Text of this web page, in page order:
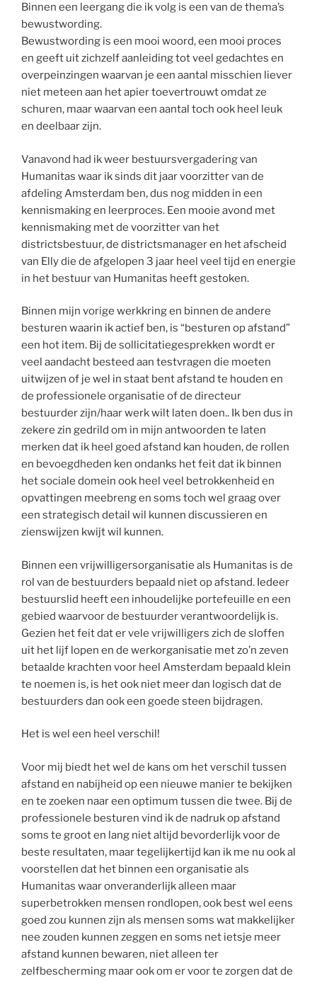
Binnen een leergang die ik volg is een van de thema’s
bewustwording.
Bewustwording is een mooi woord, een mooi proces
en geeft uit zichzelf aanleiding tot veel gedachtes en
overpeinzingen waarvan je een aantal misschien liever
niet meteen aan het apier toevertrouwt omdat ze
schuren, maar waarvan een aantal toch ook heel leuk
en deelbaar zijn.
Vanavond had ik weer bestuursvergadering van
Humanitas waar ik sinds dit jaar voorzitter van de
afdeling Amsterdam ben, dus nog midden in een
kennismaking en leerproces. Een mooie avond met
kennismaking met de voorzitter van het
districtsbestuur, de districtsmanager en het afscheid
van Elly die de afgelopen 3 jaar heel veel tijd en energie
in het bestuur van Humanitas heeft gestoken.
Binnen mijn vorige werkkring en binnen de andere
besturen waarin ik actief ben, is “besturen op afstand”
een hot item. Bij de sollicitatiegesprekken wordt er
veel aandacht besteed aan testvragen die moeten
uitwijzen of je wel in staat bent afstand te houden en
de professionele organisatie of de directeur
bestuurder zijn/haar werk wilt laten doen.. Ik ben dus in
zekere zin gedrild om in mijn antwoorden te laten
merken dat ik heel goed afstand kan houden, de rollen
en bevoegdheden ken ondanks het feit dat ik binnen
het sociale domein ook heel veel betrokkenheid en
opvattingen meebreng en soms toch wel graag over
een strategisch detail wil kunnen discussieren en
zienswijzen kwijt wil kunnen.
Binnen een vrijwilligersorganisatie als Humanitas is de
rol van de bestuurders bepaald niet op afstand. Iedeer
bestuurslid heeft een inhoudelijke portefeuille en een
gebied waarvoor de bestuurder verantwoordelijk is.
Gezien het feit dat er vele vrijwilligers zich de sloffen
uit het lijf lopen en de werkorganisatie met zo’n zeven
betaalde krachten voor heel Amsterdam bepaald klein
te noemen is, is het ook niet meer dan logisch dat de
bestuurders dan ook een goede steen bijdragen.
Het is wel een heel verschil!
Voor mij biedt het wel de kans om het verschil tussen
afstand en nabijheid op een nieuwe manier te bekijken
en te zoeken naar een optimum tussen die twee. Bij de
professionele besturen vind ik de nadruk op afstand
soms te groot en lang niet altijd bevorderlijk voor de
beste resultaten, maar tegelijkertijd kan ik me nu ook al
voorstellen dat het binnen een organisatie als
Humanitas waar onveranderlijk alleen maar
superbetrokken mensen rondlopen, ook best wel eens
goed zou kunnen zijn als mensen soms wat makkelijker
nee zouden kunnen zeggen en soms net ietsje meer
afstand kunnen bewaren, niet alleen ter
zelfbescherming maar ook om er voor te zorgen dat de